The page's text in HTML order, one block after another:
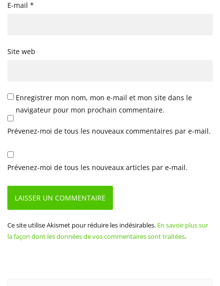
E-mail *
Site web
Enregistrer mon nom, mon e-mail et mon site dans le
navigateur pour mon prochain commentaire.
Prévenez-moi de tous les nouveaux commentaires par e-mail.
Prévenez-moi de tous les nouveaux articles par e-mail.
Ce site utilise Akismet pour réduire les indésirables. En savoir plus sur
la façon dont les données de vos commentaires sont traitées.